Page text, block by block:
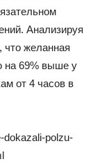
Анализируя
что желанная
на 69% выше у
от 4 часов в
dokazali-polzu-